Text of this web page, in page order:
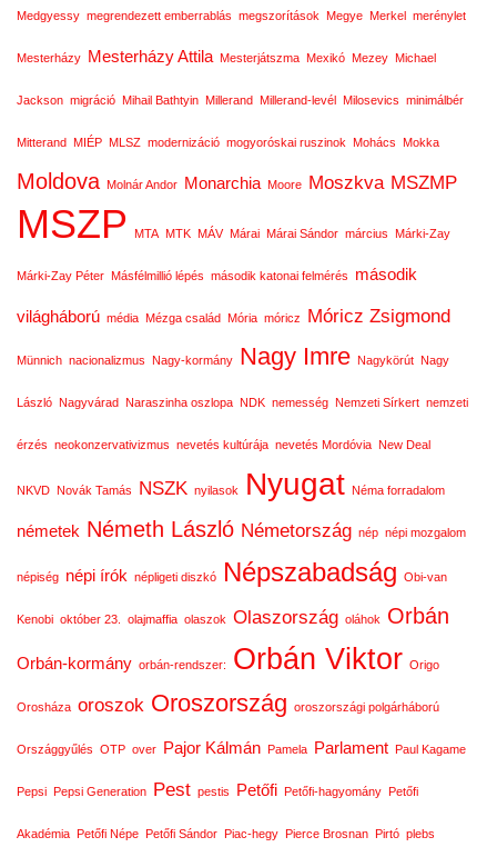
Medgyessy megrendezett emberrablás megszorítások Megye Merkel merénylet
Mesterházy Mesterházy Attila Mesterjátszma Mexikó Mezey Michael
Jackson migráció Mihail Bathtyin Millerand Millerand-levél Milosevics minimálbér
Mitterand MIÉP MLSZ modernizáció mogyoróskai ruszinok Mohács Mokka
Moldova Molnár Andor Monarchia Moore Moszkva MSZMP
MSZP MTA MTK MÁV Márai Márai Sándor március Márki-Zay
Márki-Zay Péter Másfélmillió lépés második katonai felmérés második
világháború média Mézga család Mória móricz Móricz Zsigmond
Münnich nacionalizmus Nagy-kormány Nagy Imre Nagykörút Nagy
László Nagyvárad Naraszinha oszlopa NDK nemesség Nemzeti Sírkert nemzeti
érzés neokonzervativizmus nevetés kultúrája nevetés Mordóvia New Deal
NKVD Novák Tamás NSZK nyilasok Nyugat Néma forradalom
németek Németh László Németország nép népi mozgalom
népiség népi írók népligeti diszkó Népszabadság Obi-van
Kenobi október 23. olajmaffia olaszok Olaszország oláhok Orbán
Orbán-kormány orbán-rendszer: Orbán Viktor Origo
Orosháza oroszok Oroszország oroszországi polgárháború
Országgyűlés OTP over Pajor Kálmán Pamela Parlament Paul Kagame
Pepsi Pepsi Generation Pest pestis Petőfi Petőfi-hagyomány Petőfi
Akadémia Petőfi Népe Petőfi Sándor Piac-hegy Pierce Brosnan Pirtó plebs